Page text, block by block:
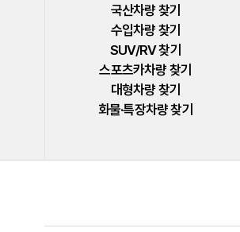
국산차량 찾기
수입차량 찾기
SUV/RV 찾기
스포츠카차량 찾기
대형차량 찾기
화물·특장차량 찾기